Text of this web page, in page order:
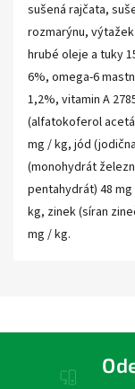
sušená rajčata,
rozmarýnu,
hrubé oleje a tuky
6%, omega-6
1,2%, vitamin A
(alfatokoferol
mg / kg, jód
(monohydrát
pentahydrát) 48
kg, zinek (síran
mg / kg.